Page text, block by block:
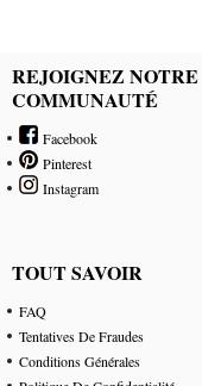
REJOIGNEZ NOTRE
COMMUNAUTÉ
Facebook
Pinterest
Instagram
TOUT SAVOIR
FAQ
Tentatives De Fraudes
Conditions Générales